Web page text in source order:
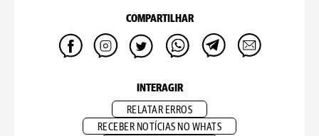
COMPARTILHAR
INTERAGIR
RELATAR ERROS
RECEBER NOTÍCIAS NO WHATS